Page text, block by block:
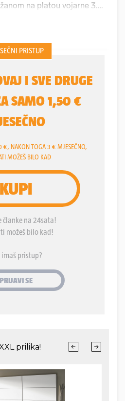
na platou vojarne 3.
bivši ministar. Mokar od
je vojnike.